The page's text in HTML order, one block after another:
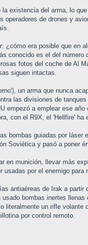
existencia del arma, lo
de drones y
era posible que en
conocido es el del
fotos del coche de Al
siguen intactas.
un arma que nunca
las divisiones de
empezó a emplear ese
con el R9X, el 'Hellfire' ha
bombas guiadas por
Soviética y pasó a poner
munición, llevar más
por el enemigo para
antiaéreas de Irak a
bombas inertes
un rifle volante
por control remoto.